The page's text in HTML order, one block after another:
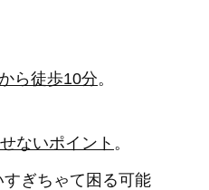
ら徒歩10分。
ないポイント 。
ぎちゃて困る可能